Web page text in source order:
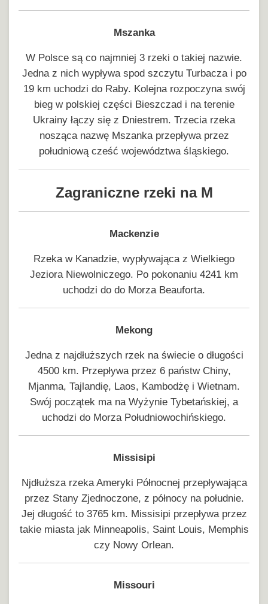
Mszanka
W Polsce są co najmniej 3 rzeki o takiej nazwie.
Jedna z nich wypływa spod szczytu Turbacza i po
19 km uchodzi do Raby. Kolejna rozpoczyna swój
bieg w polskiej części Bieszczad i na terenie
Ukrainy łączy się z Dniestrem. Trzecia rzeka
nosząca nazwę Mszanka przepływa przez
południową cześć województwa śląskiego.
Zagraniczne rzeki na M
Mackenzie
Rzeka w Kanadzie, wypływająca z Wielkiego
Jeziora Niewolniczego. Po pokonaniu 4241 km
uchodzi do do Morza Beauforta.
Mekong
Jedna z najdłuższych rzek na świecieo długości
4500 km. Przepływa przez 6 państw Chiny,
Mjanma, Tajlandię, Laos, Kambodżę i Wietnam.
Swój początek ma na Wyżynie Tybetańskiej, a
uchodzi do Morza Południowochińskiego.
Missisipi
Njdłuższa rzeka Ameryki Północnej przepływająca
przez Stany Zjednoczone, z północy na południe.
Jej długość to 3765 km. Missisipi przepływa przez
takie miasta jak Minneapolis, Saint Louis, Memphis
czy Nowy Orlean.
Missouri